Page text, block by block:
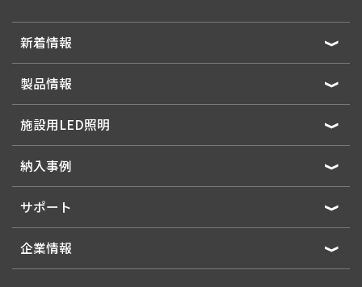
新着情報
製品情報
施設用LED照明
納入事例
サポート
企業情報